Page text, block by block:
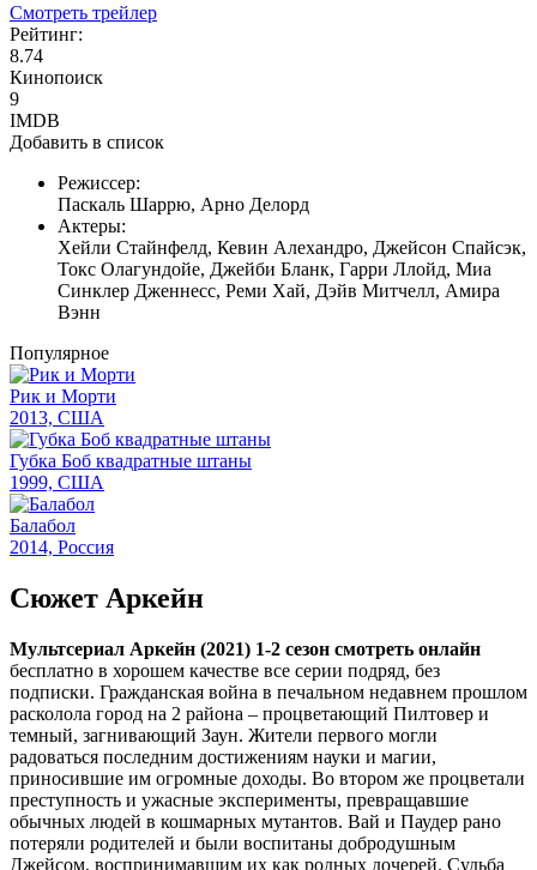
Смотреть трейлер
Рейтинг:
8.74
Кинопоиск
9
IMDB
Добавить в список
Режиссер:
Паскаль Шаррю, Арно Делорд
Актеры:
Хейли Стайнфелд, Кевин Алехандро, Джейсон Спайсэк,
Токс Олагундойе, Джейби Бланк, Гарри Ллойд, Миа
Синклер Дженнесс, Реми Хай, Дэйв Митчелл, Амира
Вэнн
Популярное
Рик и Морти
2013, США
Губка Боб квадратные штаны
1999, США
Балабол
2014, Россия
Сюжет Аркейн
Мультсериал Аркейн (2021) 1-2 сезон смотреть онлайн
бесплатно в хорошем качестве все серии подряд, без
подписки. Гражданская война в печальном недавнем прошлом
расколола город на 2 района – процветающий Пилтовер и
темный, загнивающий Заун. Жители первого могли
радоваться последним достижениям науки и магии,
приносившие им огромные доходы. Во втором же процветали
преступность и ужасные эксперименты, превращавшие
обычных людей в кошмарных мутантов. Вай и Паудер рано
потеряли родителей и были воспитаны добродушным
Джейсом, воспринимавшим их как родных дочерей. Судьба